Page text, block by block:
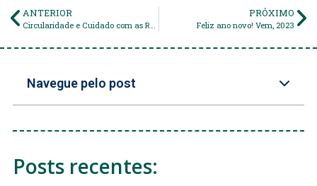
ANTERIOR
Circularidade e Cuidado com as Roupas
PRÓXIMO
Feliz ano novo! Vem, 2023
Navegue pelo post
Posts recentes: